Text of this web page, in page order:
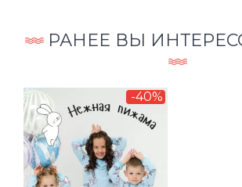
РАНЕЕ ВЫ
-40%